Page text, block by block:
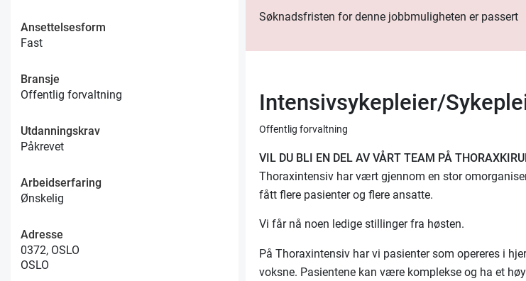
Ansettelsesform
Fast
Bransje
Offentlig forvaltning
Utdanningskrav
Påkrevet
Arbeidserfaring
Ønskelig
Adresse
0372, OSLO
OSLO
Søknadsfristen for denne jobbmuligheten er passert
Intensivsykepleier/
Offentlig forvaltning
VIL DU BLI EN DEL AV VÅRT TEAM PÅ
Thoraxintensiv har vært gjennom en stor
fått flere pasienter og flere ansatte.
Vi får nå noen ledige stillinger fra høsten.
På Thoraxintensiv har vi pasienter som opereres i
voksne. Pasientene kan være komplekse og ha et